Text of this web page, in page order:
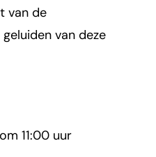
van de
van deze
11:00 uur